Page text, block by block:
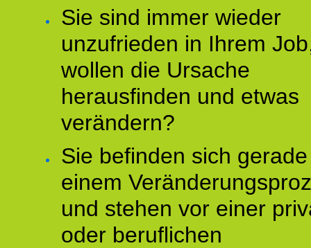
Sie sind immer wieder
unzufrieden in Ihrem
wollen die Ursache
herausfinden und etwas
verändern?
Sie befinden sich
einem
und stehen vor einer
oder beruflichen